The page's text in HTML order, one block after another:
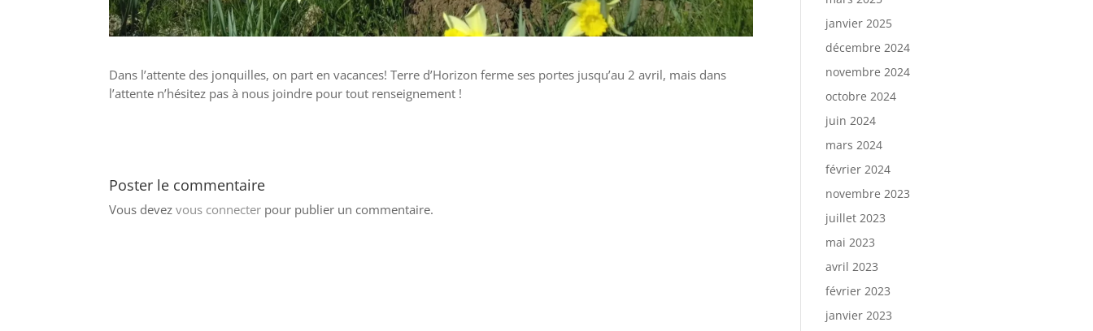
Dans l’attente des jonquilles, on part en vacances! Terre d’Horizon ferme ses portes jusqu’au 2 avril, mais dans
l’attente n’hésitez pas à nous joindre pour tout renseignement !
Poster le commentaire
Vous devezvous connecter pour publier un commentaire.
janvier 2025
décembre 2024
novembre 2024
octobre 2024
juin 2024
mars 2024
février 2024
novembre 2023
juillet 2023
mai 2023
avril 2023
février 2023
janvier 2023